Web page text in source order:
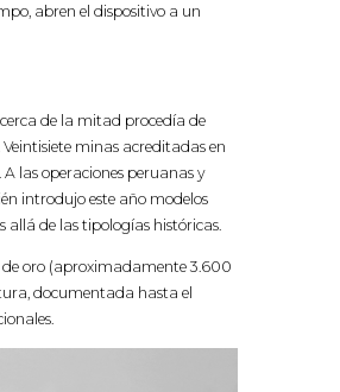
abren el dispositivo a un
cerca de la mitad procedía de
minas acreditadas en
A las operaciones peruanas y
introdujo este año modelos
de las tipologías históricas.
de oro (aproximadamente 3.600
documentada hasta el